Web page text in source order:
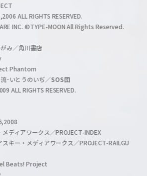
h
a
n
l
ALL RIGHTS RESERVED.
INC. ©TYPE-MOON All Rights Reserved.
み／角川書店
Phantom
･いとうのいぢ／SOS団
ALL RIGHTS RESERVED.
ディアワークス／PROJECT-INDEX
キー・メディアワークス／PROJECT-RAILGU
Beats! Project